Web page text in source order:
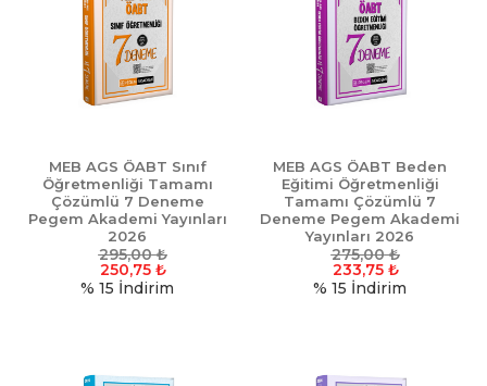
MEB AGS ÖABT Sınıf
Öğretmenliği Tamamı
Çözümlü 7 Deneme
Pegem Akademi Yayınları
2026
295,00₺
250,75₺
% 15 İndirim
MEB AGS ÖABT Beden
Eğitimi Öğretmenliği
Tamamı Çözümlü 7
Deneme Pegem Akademi
Yayınları 2026
275,00₺
233,75₺
% 15 İndirim